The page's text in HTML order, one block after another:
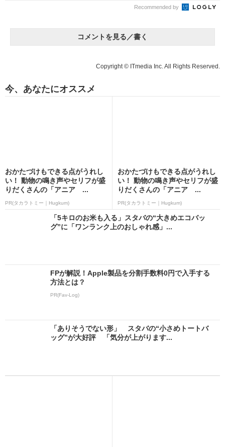
Recommended by
コメントを見る／書く
Copyright © ITmedia Inc. All Rights Reserved.
今、あなたにオススメ
おかたづけもできる点がうれし
い！ 動物の鳴き声やセリフが盛
りだくさんの「アニア ...
PR(タカラトミー｜Hugkum)
おかたづけもできる点がうれし
い！ 動物の鳴き声やセリフが盛
りだくさんの「アニア ...
PR(タカラトミー｜Hugkum)
「5キロのお米も入る」スタバの“大きめエコバッ
グ”に「ワンランク上のおしゃれ感」...
FPが解説！Apple製品を分割手数料0円で入手する
方法とは？
PR(Fav-Log)
「ありそうでない形」 スタバの“小さめトートバ
ッグ”が大好評 「気分が上がります...